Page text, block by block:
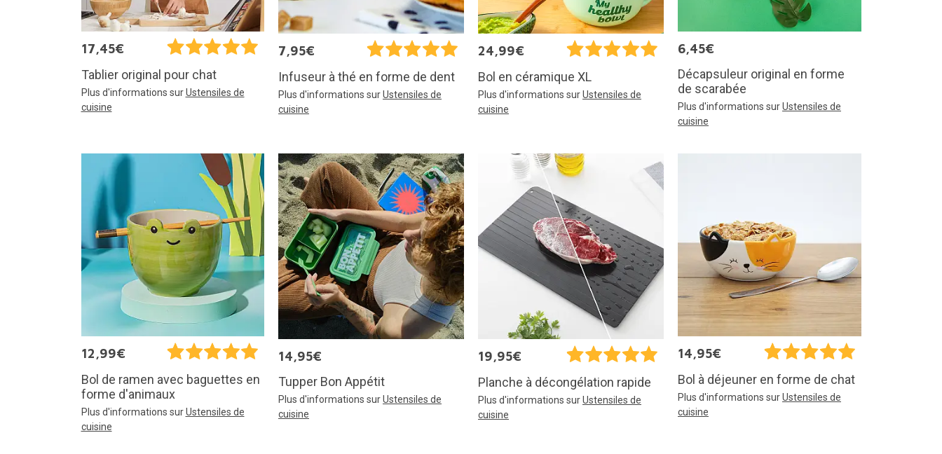
17,45€
Tablier original pour chat
Plus d'informations surUstensiles de
cuisine
7,95€
Infuseur à thé en forme de dent
Plus d'informations surUstensiles de
cuisine
24,99€
Bol en céramique XL
Plus d'informations surUstensiles de
cuisine
6,45€
Décapsuleur original en forme
de scarabée
Plus d'informations surUstensiles de
cuisine
12,99€
Bol de ramen avec baguettes en
forme d'animaux
Plus d'informations surUstensiles de
cuisine
14,95€
Tupper Bon Appétit
Plus d'informations surUstensiles de
cuisine
19,95€
Planche à décongélation rapide
Plus d'informations surUstensiles de
cuisine
14,95€
Bol à déjeuner en forme de chat
Plus d'informations surUstensiles de
cuisine